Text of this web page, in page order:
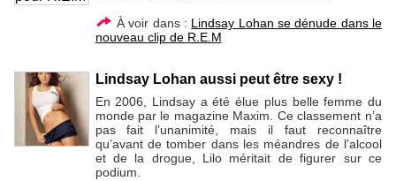
À voir dans : Lindsay Lohan se dénude dans le
nouveau clip de R.E.M
Lindsay Lohan aussi peut être sexy !
En 2006, Lindsay a été élue plus belle femme du
monde par le magazine Maxim. Ce classement n’a
pas fait l’unanimité, mais il faut reconnaître
qu’avant de tomber dans les méandres de l’alcool
et de la drogue, Lilo méritait de figurer sur ce
podium.